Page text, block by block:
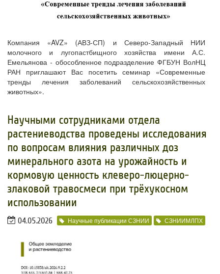
Компания «AVZ» (АВЗ-СП) и Северо-Западный НИИ
молочного и лугопастбищного хозяйства имени А.С.
Емельянова - обособленное подразделение ФГБУН ВолНЦ
РАН приглашают Вас посетить семинар «Современные
тренды лечения заболеваний сельскохозяйственных
животных».
​Научными сотрудниками отдела
растениеводства проведены исследования
по вопросам влияния различных доз
минерального азота на урожайность и
кормовую ценность клеверо-люцерно-
злаковой травосмеси при трёхукосном
использовании
04.05.2026 Научные публикации СЗНИИ СЗНИИМЛПХ